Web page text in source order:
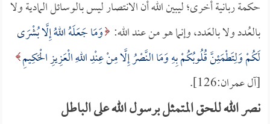
حكمة ربانية أخرى؛ ليبين الله أن الانتصار ليس بالوسائل المادية ولا
بالعُدد ولا بالعَدد، وإنما هو من عند الله: وَمَا جَعَلَهُ اللهُ إِلَّا بُشْرَى
لَكُمْ وَلِتَطْمَئِنَّ قُلُوبُكُمْ بِهِ وَمَا النَّصْرُ إِلَّا مِنْ عِنْدِ اللهِ الْعَزِيزِ الْحَكِيمِ
[آل عمران:126].
نصر الله للحق المتمثل برسول الله على الباطل